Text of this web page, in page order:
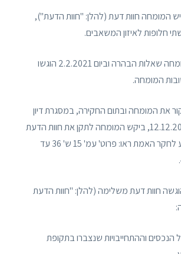
1.7.2020 הגיש המומחה חוות דעת (להלן: "חוות הדעת"),
חלופות לאיזון המשאבים.
הנתבע הפנה למומחה שאלות הבהרה וביום 2.2.2021 הוגשו
המומחה.
את המומחה ובתום החקירה, במסגרת דיון
שהתקיים ביום 12.12.2021, ביקש המומחה לתקן את חוות הדעת
מתוך מטרה להגיע לחקר האמת ראו: פרוט' עמ' 15 ש' 36 עד
12.1.2022 הוגשה חוות דעת משלימה (להלן: "חוות הדעת
הנכסים וההתחייבויות שנצברו בתקופת